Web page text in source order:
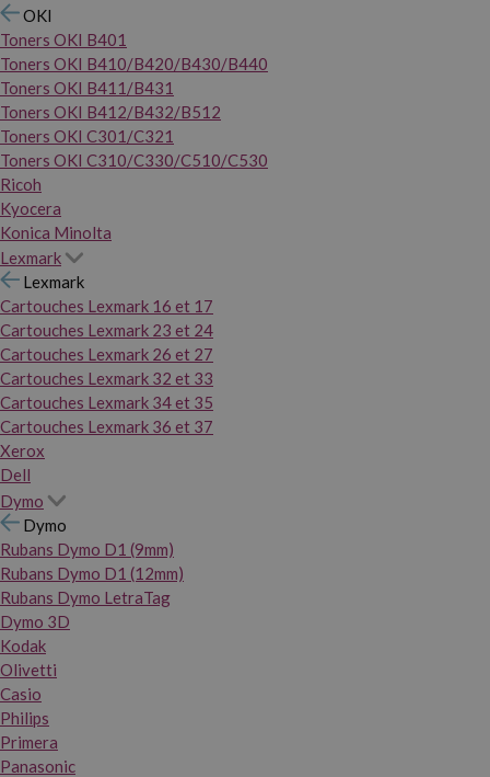
OKI
Toners OKI B401
Toners OKI B410/B420/B430/B440
Toners OKI B411/B431
Toners OKI B412/B432/B512
Toners OKI C301/C321
Toners OKI C310/C330/C510/C530
Ricoh
Kyocera
Konica Minolta
Lexmark
Lexmark
Cartouches Lexmark 16 et 17
Cartouches Lexmark 23 et 24
Cartouches Lexmark 26 et 27
Cartouches Lexmark 32 et 33
Cartouches Lexmark 34 et 35
Cartouches Lexmark 36 et 37
Xerox
Dell
Dymo
Dymo
Rubans Dymo D1 (9mm)
Rubans Dymo D1 (12mm)
Rubans Dymo LetraTag
Dymo 3D
Kodak
Olivetti
Casio
Philips
Primera
Panasonic